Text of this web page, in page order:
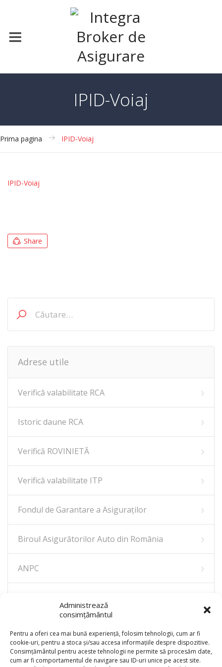
Administrează
consimțământul
Pentru a oferi cea mai bună experiență, folosim tehnologii, cum ar fi
cookie-uri, pentru a stoca și/sau accesa informațiile despre dispozitive.
Consimțământul pentru aceste tehnologii ne permite să procesăm date,
cum ar fi comportamentul de navigare sau ID-uri unice pe acest site.
IPID-Voiaj
Prima pagina IPID-Voiaj
IPID-Voiaj
Share
după:
Adrese utile
Verifică valabilitate RCA
Istoric daune RCA
Verifică ROVINIETĂ
Verifică valabilitate ITP
Fondul de Garantare a Asiguraţilor
Biroul Asigurătorilor Auto din România
ANPC